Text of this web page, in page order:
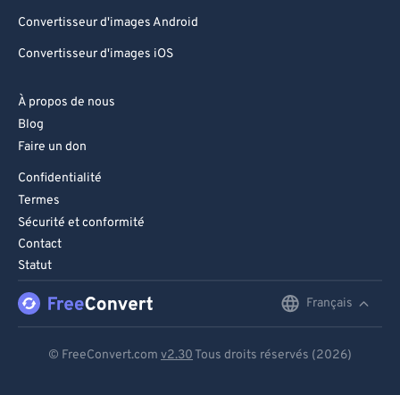
Convertisseur d'images Android
Convertisseur d'images iOS
À propos de nous
Blog
Faire un don
Confidentialité
Termes
Sécurité et conformité
Contact
Statut
Français
© FreeConvert.com v2.30 Tous droits réservés (2026)